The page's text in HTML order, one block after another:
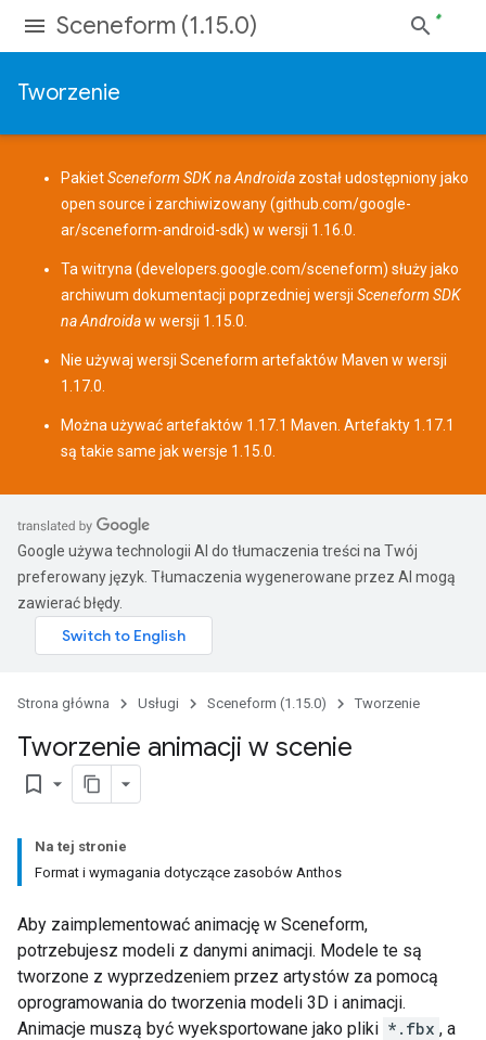
Sceneform (1.15.0)
Tworzenie
PakietSceneform SDK na Androida został udostępniony jako
open source i zarchiwizowany (github.com/google-
ar/sceneform-android-sdk) w wersji 1.16.0.
Ta witryna (developers.google.com/sceneform) służy jako
archiwum dokumentacji poprzedniej wersji Sceneform SDK
na Androidaw wersji 1.15.0.
Nie używaj wersji Sceneform artefaktów Maven w wersji
1.17.0.
Można używać artefaktów 1.17.1 Maven. Artefakty 1.17.1
są takie same jak wersje 1.15.0.
Google używa technologii AI do tłumaczenia treści na Twój
preferowany język. Tłumaczenia wygenerowane przez AI mogą
zawierać błędy.
Strona główna Usługi Sceneform (1.15.0) Tworzenie
Tworzenie animacji w scenie
bookmark_border
Na tej stronie
Format i wymagania dotyczące zasobów Anthos
Aby zaimplementować animację w Sceneform,
potrzebujesz modeli z danymi animacji. Modele te są
tworzone z wyprzedzeniem przez artystów za pomocą
oprogramowania do tworzenia modeli 3D i animacji.
Animacje muszą być wyeksportowane jako pliki *.fbx , a